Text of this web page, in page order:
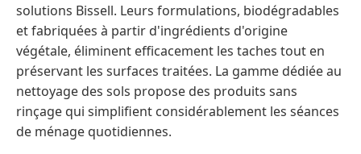
solutions Bissell. Leurs formulations, biodégradables
et fabriquées à partir d'ingrédients d'origine
végétale, éliminent efficacement les taches tout en
préservant les surfaces traitées. La gamme dédiée au
nettoyage des sols propose des produits sans
rinçage qui simplifient considérablement les séances
de ménage quotidiennes.